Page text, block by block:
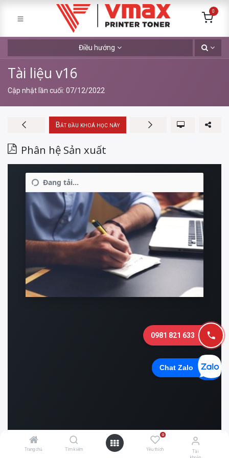
Trang chủ Tìm kiếm
0
Yêu thích
Tài
0
Điều hướng
Tài liệu v16
Cập nhật lần cuối: 07/12/2022
Phân hệ Sản xuất
Bắt đầu khoá học này
Chat Zalo
0981 821 633